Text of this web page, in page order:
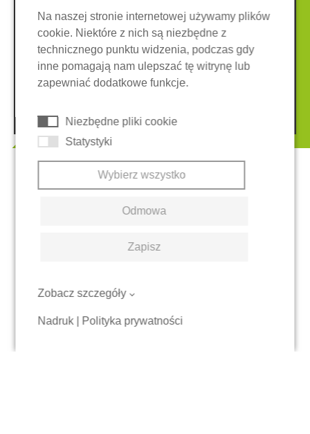
Nota prawna
Ochrona danych
Ogólne warunki
System zgłaszania nieprawidłowości
Ciasteczka
Na naszej stronie internetowej używamy plików
cookie. Niektóre z nich są niezbędne z
technicznego punktu widzenia, podczas gdy
inne pomagają nam ulepszać tę witrynę lub
zapewniać dodatkowe funkcje.
Niezbędne pliki cookie
Statystyki
Wybierz wszystko
Odmowa
Zapisz
Zobacz szczegóły
Nadruk| Polityka prywatności